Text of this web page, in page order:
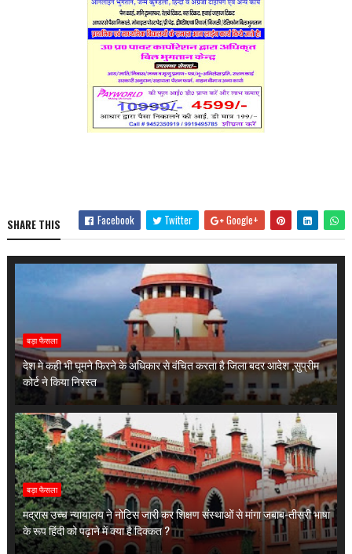
SHARE THIS Facebook Twitter Google+
बड़ा फैसला
देश मे कही भी घूमने फिरने के अधिकार से वंचित करता है जिला बदर आदेश ,सुप्रीम
कोर्ट ने किया निरस्त
बड़ा फैसला
मद्रास उच्च न्यायालय ने नोटिस जारी कर शिक्षण संस्थाओं से मांगा जबाब-तीसरी भाषा
के रूप हिंदी को पढ़ाने में क्या है दिक्कत ?